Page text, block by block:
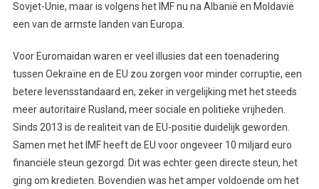
Sovjet-Unie, maar is volgens het IMF nu na Albanië en Moldavië
een van de armste landen van Europa.
Voor Euromaidan waren er veel illusies dat een toenadering
tussen Oekraïne en de EU zou zorgen voor minder corruptie, een
betere levensstandaard en, zeker in vergelijking met het steeds
meer autoritaire Rusland, meer sociale en politieke vrijheden.
Sinds 2013 is de realiteit van de EU-positie duidelijk geworden.
Samen met het IMF heeft de EU voor ongeveer 10 miljard euro
financiële steun gezorgd. Dit was echter geen directe steun, het
ging om kredieten. Bovendien was het amper voldoende om het